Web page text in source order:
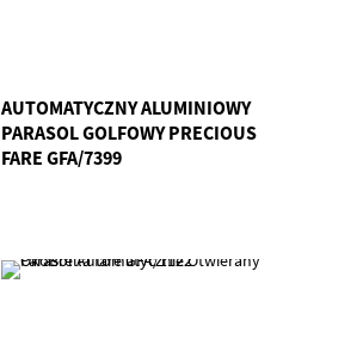
AUTOMATYCZNY ALUMINIOWY
PARASOL GOLFOWY PRECIOUS
FARE GFA/7399